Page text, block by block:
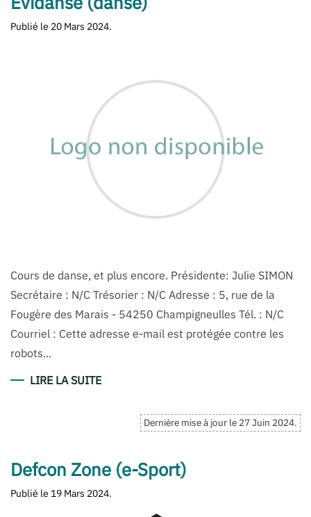
Publié le 20 Mars 2024.
Cours de danse, et plus encore. Présidente: Julie SIMON
Secrétaire : N/C Trésorier : N/C Adresse : 5, rue de la
Fougère des Marais - 54250 Champigneulles Tél. : N/C
Courriel : Cette adresse e-mail est protégée contre les
robots...
LIRE LA SUITE
Dernière mise à jour le 27 Juin 2024.
Defcon Zone (e-Sport)
Publié le 19 Mars 2024.